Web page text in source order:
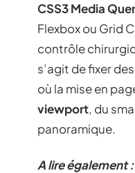
CSS3 Media
Flexbox ou Grid
contrôle
s’agit de fixer des
où la mise en
viewport, du
panoramique.
A lire également :